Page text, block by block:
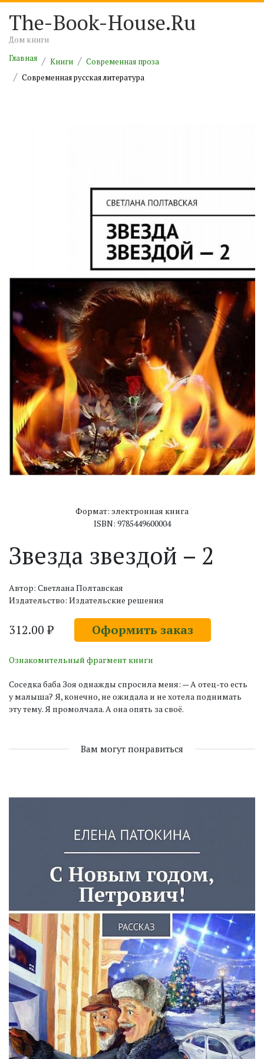
The-Book-House.Ru
Дом книги
Главная
Книги
Современная проза
Современная русская литература
Формат: электронная книга
ISBN: 9785449600004
Звезда звездой – 2
Автор: Светлана Полтавская
Издательство: Издательские решения
312.00 ₽ Оформить заказ
Ознакомительный фрагмент книги
Соседка баба Зоя однажды спросила меня: — А отец-то есть
у малыша? Я, конечно, не ожидала и не хотела поднимать
эту тему. Я промолчала. А она опять за своё.
Вам могут понравиться